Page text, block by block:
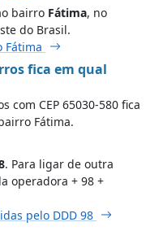
bairro Fátima, no
do Brasil.
Fátima
fica em qual
com CEP 65030-580 fica
Fátima.
. Para ligar de outra
operadora + 98 +
pelo DDD 98